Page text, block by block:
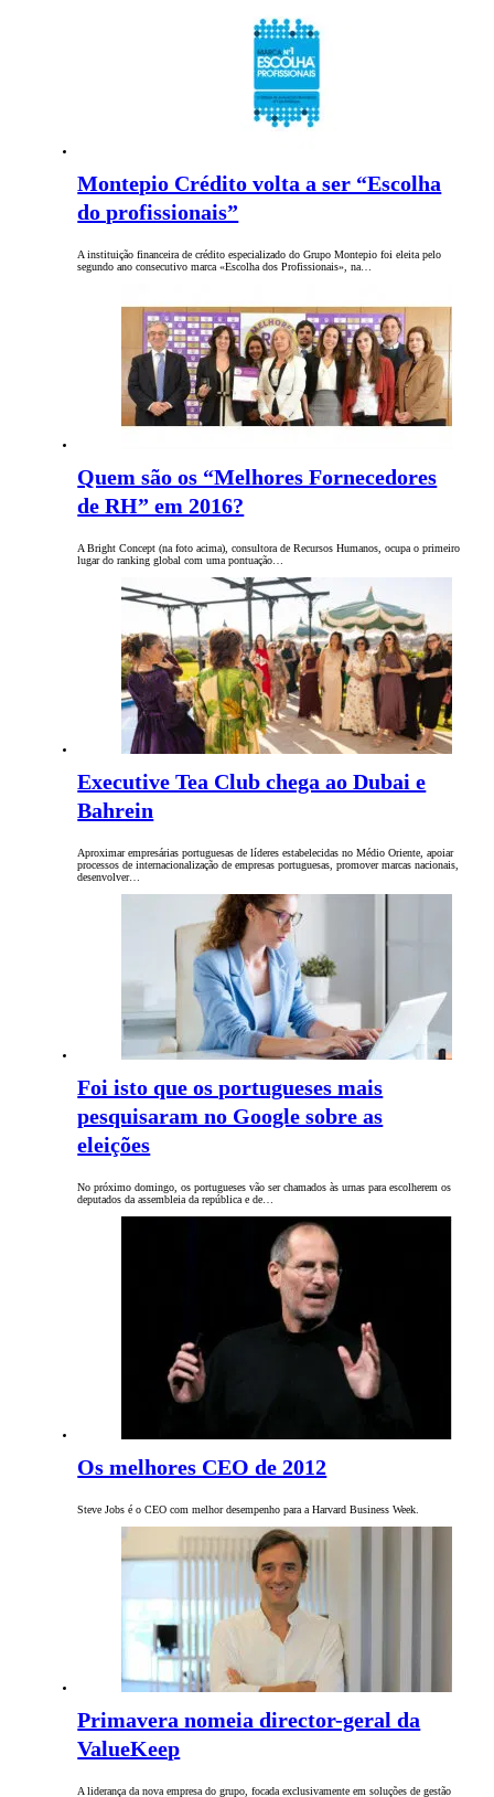
Montepio Crédito volta a ser “Escolha
do profissionais”
A instituição financeira de crédito especializado do Grupo Montepio foi eleita pelo
segundo ano consecutivo marca «Escolha dos Profissionais», na…
Quem são os “Melhores Fornecedores
de RH” em 2016?
A Bright Concept (na foto acima), consultora de Recursos Humanos, ocupa o primeiro
lugar do ranking global com uma pontuação…
Executive Tea Club chega ao Dubai e
Bahrein
Aproximar empresárias portuguesas de líderes estabelecidas no Médio Oriente, apoiar
processos de internacionalização de empresas portuguesas, promover marcas nacionais,
desenvolver…
Foi isto que os portugueses mais
pesquisaram no Google sobre as
eleições
No próximo domingo, os portugueses vão ser chamados às urnas para escolherem os
deputados da assembleia da república e de…
Os melhores CEO de 2012
Steve Jobs é o CEO com melhor desempenho para a Harvard Business Week.
Primavera nomeia director-geral da
ValueKeep
A liderança da nova empresa do grupo, focada exclusivamente em soluções de gestão